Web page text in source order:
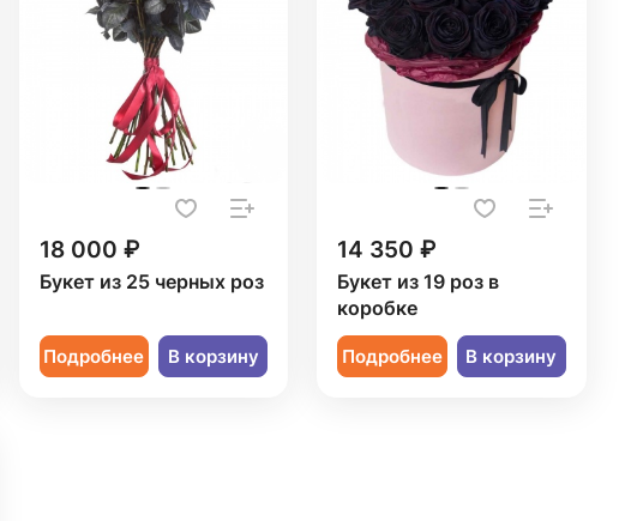
18 000 ₽
Букет из 25 черных роз
Подробнее В корзину
14 350 ₽
Букет из 19 роз в
коробке
Подробнее В корзину